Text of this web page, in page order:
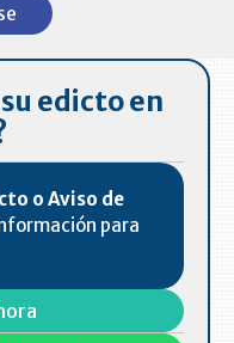
edicto en
o Aviso de
para